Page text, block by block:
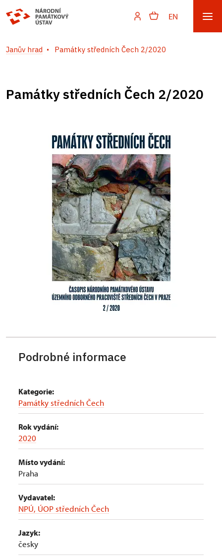
EN
Janův hrad Památky středních Čech 2/2020
Památky středních Čech 2/2020
Podrobné informace
Kategorie:
Památky středních Čech
Rok vydání:
2020
Místo vydání:
Praha
Vydavatel:
NPÚ, ÚOP středních Čech
Jazyk:
česky